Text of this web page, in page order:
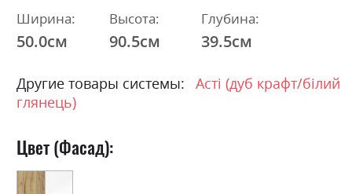
Ширина:
50.0см
Высота:
90.5см
Глубина:
39.5см
Другие товары системы:
Асті (дуб крафт/білий
глянець)
Цвет (Фасад):